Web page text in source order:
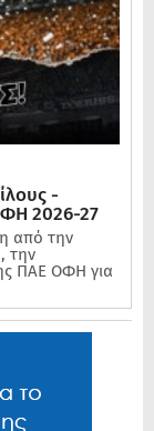
-
2026-27
από την
την
ΠΑΕ ΟΦΗ για